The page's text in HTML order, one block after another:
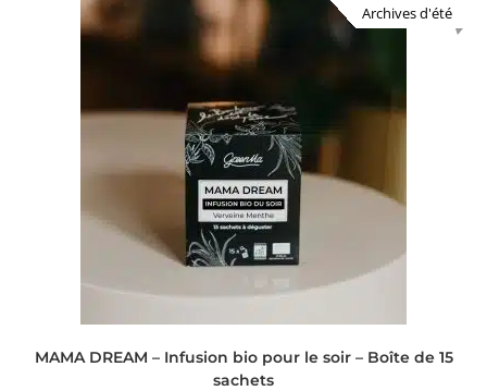
Archives d'été
MAMA DREAM – Infusion bio pour le soir – Boîte de 15
sachets